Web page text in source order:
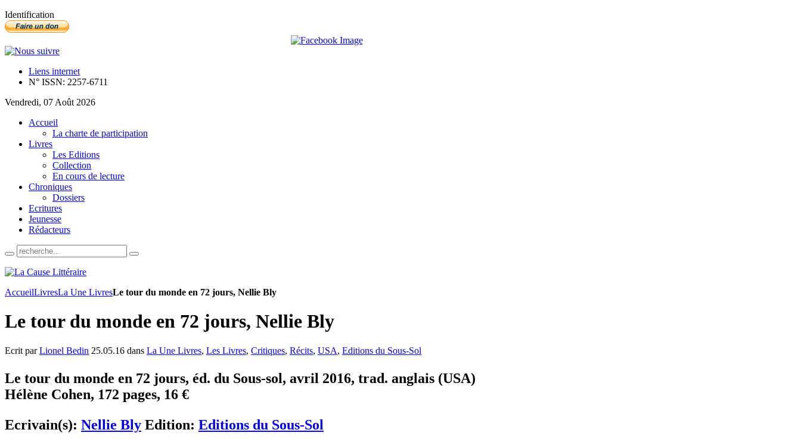
Identification
Liens internet
N° ISSN: 2257-6711
Vendredi, 07 Août 2026
Accueil
La charte de participation
Livres
Les Editions
Collection
En cours de lecture
Chroniques
Dossiers
Ecritures
Jeunesse
Rédacteurs
AccueilLivresLa Une LivresLe tour du monde en 72 jours, Nellie Bly
Le tour du monde en 72 jours, Nellie Bly
Ecrit parLionel Bedin 25.05.16 dans La Une Livres, Les Livres, Critiques, Récits, USA, Editions du Sous-Sol
Le tour du monde en 72 jours, éd. du Sous-sol, avril 2016, trad. anglais (USA)
Hélène Cohen, 172 pages, 16 €
Ecrivain(s): Nellie Bly Edition: Editions du Sous-Sol